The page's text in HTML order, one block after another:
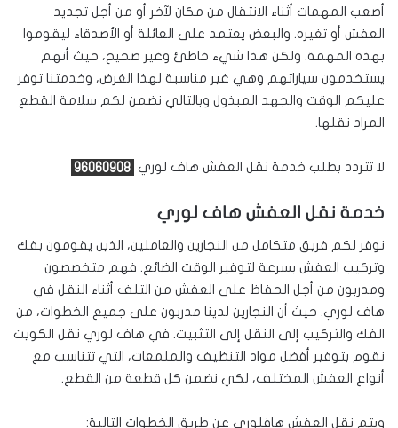
أصعب المهمات أثناء الانتقال من مكان لآخر أو من أجل تجديد
العفش أو تغيره. والبعض يعتمد على العائلة أو الأصدقاء ليقوموا
بهذه المهمة. ولكن هذا شيء خاطئ وغير صحيح، حيث أنهم
يستخدمون سياراتهم وهي غير مناسبة لهذا الغرض، وخدمتنا توفر
عليكم الوقت والجهد المبذول وبالتالي نضمن لكم سلامة القطع
المراد نقلها.
لا تتردد بطلب خدمة نقل العفش هاف لوري 96060908
خدمة نقل العفش هاف لوري
نوفر لكم فريق متكامل من النجارين والعاملين، الذين يقومون بفك
وتركيب العفش بسرعة لتوفير الوقت الضائع. فهم متخصصون
ومدربون من أجل الحفاظ على العفش من التلف أثناء النقل في
هاف لوري. حيث أن النجارين لدينا مدربون على جميع الخطوات، من
الفك والتركيب إلى النقل إلى التثبيت. في هاف لوري نقل الكويت
نقوم بتوفير أفضل مواد التنظيف والملمعات، التي تتناسب مع
أنواع العفش المختلف، لكي نضمن كل قطعة من القطع.
ويتم نقل العفش هافلوري عن طريق الخطوات التالية: